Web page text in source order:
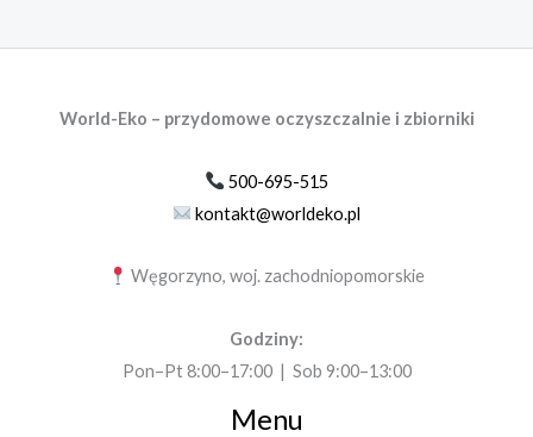
World-Eko – przydomowe oczyszczalnie i zbiorniki
500-695-515
kontakt@worldeko.pl
Węgorzyno, woj. zachodniopomorskie
Godziny:
Pon–Pt 8:00–17:00 | Sob 9:00–13:00
Menu